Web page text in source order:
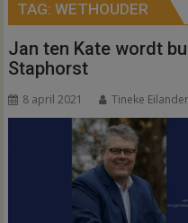
TAG:WETHOUDER
Jan ten Kate wordt
Staphorst
8 april 2021 Tineke